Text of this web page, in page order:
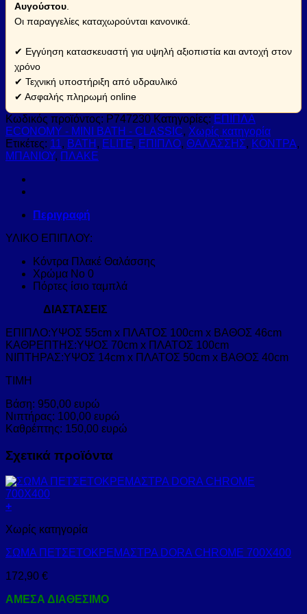
Αυγούστου
Οι παραγγελίες καταχωρούνται κανονικά.
✔ Εγγύηση κατασκευαστή για υψηλή αξιοπιστία και αντοχή στον
χρόνο
✔ Τεχνική υποστήριξη από υδραυλικό
✔ Ασφαλής πληρωμή online
Κωδικός προϊόντος: P747230 Κατηγορίες: ΕΠΙΠΛΑ
ECONOMY - MINI BATH - CLASSIC, Χωρίς κατηγορία
Ετικέτες: 11, BATH , ΕLITE, ΕΠΙΠΛΟ, ΘΑΛΑΣΣΗΣ, ΚΟΝΤΡΑ,
ΜΠΑΝΙΟΥ, ΠΛΑΚΕ
Περιγραφή
ΥΛΙΚΟ ΕΠΙΠΛΟΥ:
Κόντρα Πλακέ Θαλάσσης
Χρώμα Νο 0
Πόρτες ίσιο ταμπλά
ΔΙΑΣΤΑΣΕΙΣ
ΕΠΙΠΛΟ:ΥΨΟΣ 55cm x ΠΛΑΤΟΣ 100cm x ΒΑΘΟΣ 46cm
ΚΑΘΡΕΠΤΗΣ:ΥΨΟΣ 70cm x ΠΛΑΤΟΣ 100cm
ΝΙΠΤΗΡΑΣ:ΥΨΟΣ 14cm x ΠΛΑΤΟΣ 50cm x ΒΑΘΟΣ 40cm
TΙΜΗ
Βάση: 950,00 ευρώ
Νιπτήρας: 100,00 ευρώ
Καθρέπτης: 150,00 ευρώ
Σχετικά προϊόντα
+
Χωρίς κατηγορία
ΣΩΜΑ ΠΕΤΣΕΤΟΚΡΕΜΑΣΤΡΑ DORA CHROME 700X400
172,90 €
ΑΜΕΣΑ ΔΙΑΘΕΣΙΜΟ